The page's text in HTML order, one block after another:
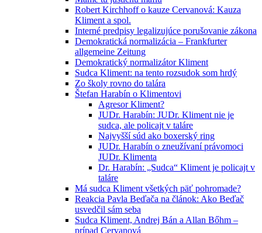
Robert Kirchhoff o kauze Cervanová: Kauza
Kliment a spol.
Interné predpisy legalizujúce porušovanie zákona
Demokratická normalizácia – Frankfurter
allgemeine Zeitung
Demokratický normalizátor Kliment
Sudca Kliment: na tento rozsudok som hrdý
Zo školy rovno do talára
Štefan Harabín o Klimentovi
Agresor Kliment?
JUDr. Harabín: JUDr. Kliment nie je
sudca, ale policajt v taláre
Najvyšší súd ako boxerský ring
JUDr. Harabín o zneužívaní právomoci
JUDr. Klimenta
Dr. Harabín: „Sudca“ Kliment je policajt v
taláre
Má sudca Kliment všetkých päť pohromade?
Reakcia Pavla Beďača na článok: Ako Beďač
usvedčil sám seba
Sudca Kliment, Andrej Bán a Allan Bőhm –
prípad Cervanová